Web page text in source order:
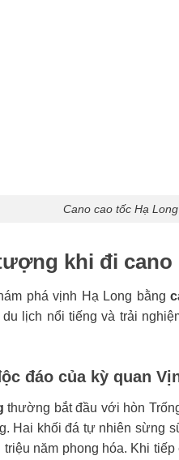
Cano cao tốc Hạ Long
khi đi cano
phá vịnh Hạ Long bằng
lịch nổi tiếng và trải
đáo của kỳ quan
thường bắt đầu với hòn
Hai khối đá tự nhiên sừng
năm phong hóa. Khi